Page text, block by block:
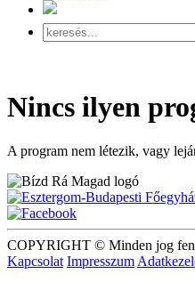
Nincs ilyen
A program nem létezik, vagy
COPYRIGHT © Minden jog
Kapcsolat Impresszum